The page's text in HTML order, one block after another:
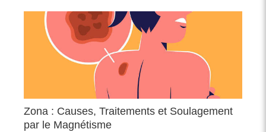
Zona : Causes, Traitements et Soulagement
par le Magnétisme